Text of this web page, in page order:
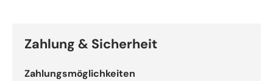
Zahlung & Sicherheit
Zahlungsmöglichkeiten